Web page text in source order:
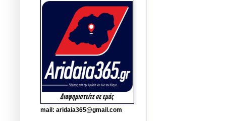
mail: aridaia365@gmail.com